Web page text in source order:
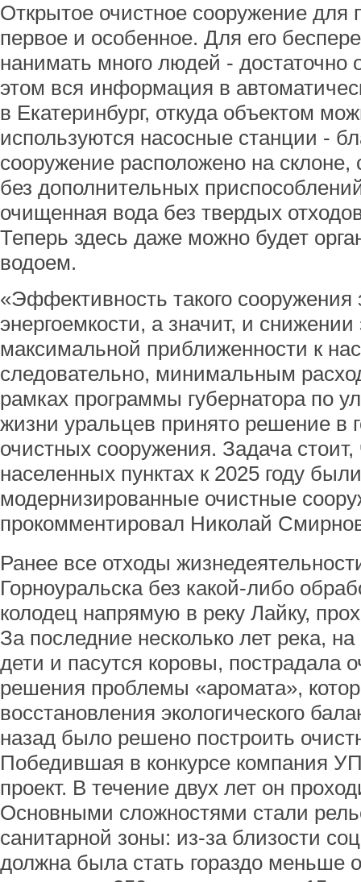
Открытое очистное сооружение для
первое и особенное. Для его
нанимать много людей - достаточно
этом вся информация в
в Екатеринбург, откуда объектом
используются насосные станции -
сооружение расположено на склоне,
без дополнительных
очищенная вода без твердых
Теперь здесь даже можно будет
водоем.
«Эффективность такого
энергоемкости, а значит, и снижении
максимальной приближенности к
следовательно, минимальным
рамках программы губернатора по
жизни уральцев принято решение в
очистных сооружения. Задача
населенных пунктах к 2025 году
модернизированные очистные
прокомментировал Николай
Ранее все отходы
Горноуральска без какой-либо
колодец напрямую в реку Лайку,
За последние несколько лет река, на
дети и пасутся коровы, пострадала
решения проблемы «аромата»,
восстановления экологического
назад было решено построить
Победившая в конкурсе компания
проект. В течение двух лет он
Основными сложностями стали
санитарной зоны: из-за близости
должна была стать гораздо меньше